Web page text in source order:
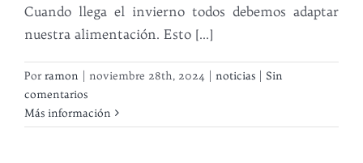
Cuando llega el invierno todos debemos adaptar
nuestra alimentación. Esto [...]
Porramon noviembre 28th, 2024 noticias
Sin
comentarios
Más información